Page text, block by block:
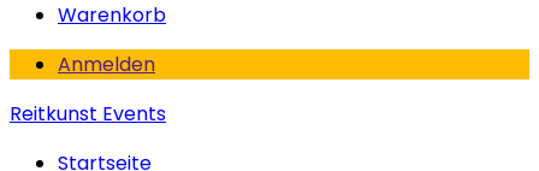
Warenkorb
Anmelden
Reitkunst Events
Startseite